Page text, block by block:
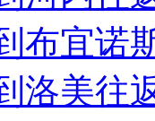
布宜诺
洛美往